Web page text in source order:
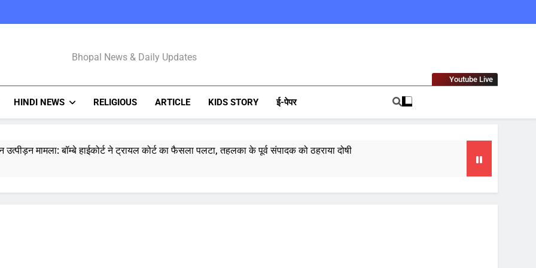
Bhopal Latest News In Hindi
Bhopal News & Daily Updates
Youtube Live
HINDI NEWS RELIGIOUS ARTICLE KIDS STORY ई-पेपर
तरुण तेजपाल यौन उत्पीड़न मामला: बॉम्बे हाईकोर्ट ने ट्रायल कोर्ट का फैसला पलटा, तहलका के पूर्व संपादक को ठहराया दोषी